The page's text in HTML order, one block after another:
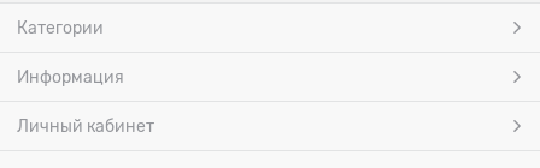
Категории
Информация
Личный кабинет